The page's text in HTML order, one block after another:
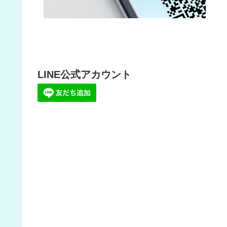
LINE公式アカウント